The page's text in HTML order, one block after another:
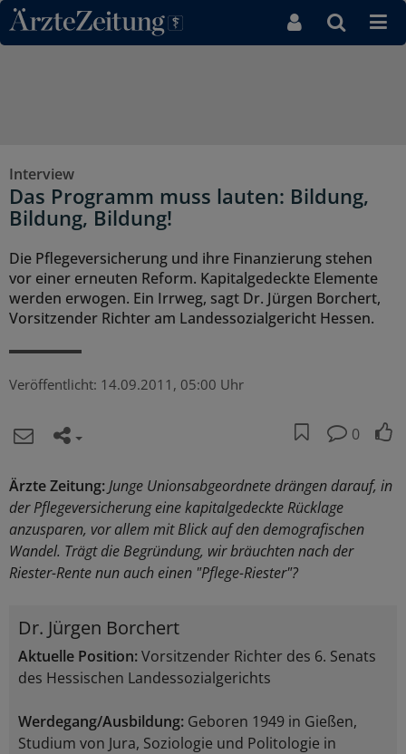
Direkt zum Inhaltsbereich
Interview
Das Programm muss lauten: Bildung,
Bildung, Bildung!
Die Pflegeversicherung und ihre Finanzierung stehen
vor einer erneuten Reform. Kapitalgedeckte Elemente
werden erwogen. Ein Irrweg, sagt Dr. Jürgen Borchert,
Vorsitzender Richter am Landessozialgericht Hessen.
Veröffentlicht: 14.09.2011, 05:00 Uhr
0
Ärzte Zeitung:Junge Unionsabgeordnete drängen darauf, in
der Pflegeversicherung eine kapitalgedeckte Rücklage
anzusparen, vor allem mit Blick auf den demografischen
Wandel. Trägt die Begründung, wir bräuchten nach der
Riester-Rente nun auch einen "Pflege-Riester"?
Dr. Jürgen Borchert
Aktuelle Position:Vorsitzender Richter des 6. Senats
des Hessischen Landessozialgerichts
Werdegang/Ausbildung: Geboren 1949 in Gießen,
Studium von Jura, Soziologie und Politologie in